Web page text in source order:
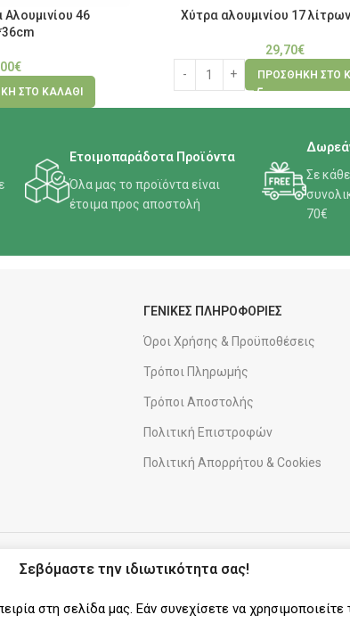
46
€
ΣΤΟ ΚΑΛΆΘΙ
Χύτρα αλουμινίου 17
29,70€
ΠΡΟΣΘΉΚΗ ΣΤΟ
Ετοιμοπαράδοτα Προϊόντα
Όλα μας το προϊόντα είναι
έτοιμα προς αποστολή
Σε
70€
ΓΕΝΙΚΕΣ ΠΛΗΡΟΦΟΡΙΕΣ
Όροι Χρήσης & Προϋποθέσεις
Τρόποι Πληρωμής
Τρόποι Αποστολής
Πολιτική Επιστροφών
Πολιτική Απορρήτου & Cookies
ΣΥΝΕΡΓΑΤΗΣ
Σεβόμαστε την ιδιωτικότητα σας!
στη σελίδα μας. Εάν συνεχίσετε να